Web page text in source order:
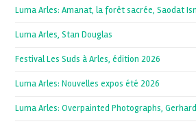
Luma Arles: Amanat, la forêt sacrée, Saodat
Luma Arles, Stan Douglas
Festival Les Suds à Arles, édition 2026
Luma Arles: Nouvelles expos été 2026
Luma Arles: Overpainted Photographs,